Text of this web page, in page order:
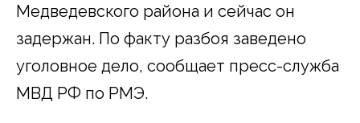
Медведевского района и сейчас он
задержан. По факту разбоя заведено
уголовное дело, сообщает пресс-служба
МВД РФ по РМЭ.